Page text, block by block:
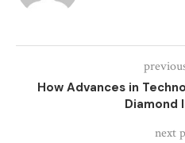
How Advances in
Diamond
next